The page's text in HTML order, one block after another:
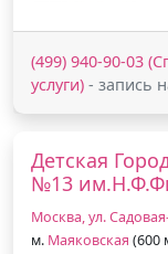
(499) 940-90-03
услуги) - запись
Детская
№13
Москва, ул.
м. Маяковская (600